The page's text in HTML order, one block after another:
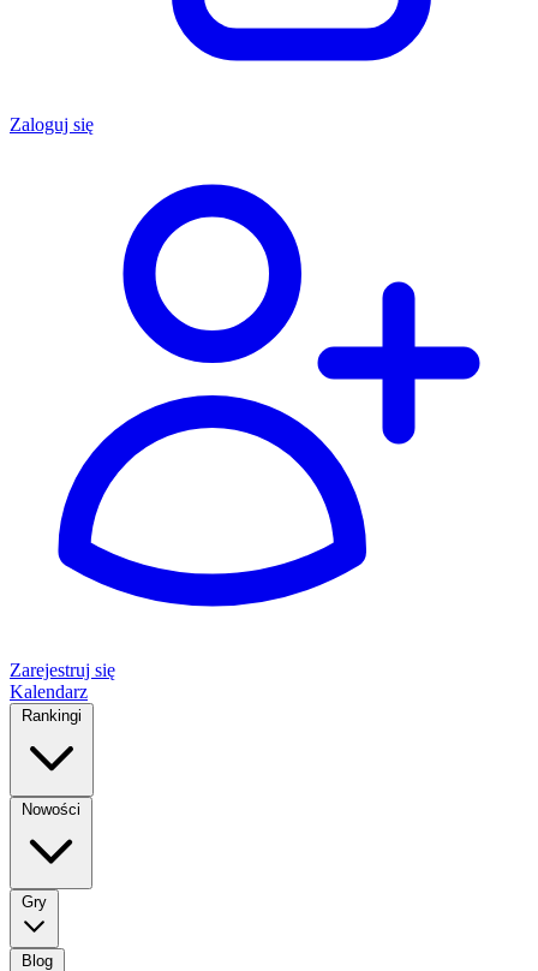
Zaloguj się
Zarejestruj się
Kalendarz
Rankingi
Nowości
Gry
Blog